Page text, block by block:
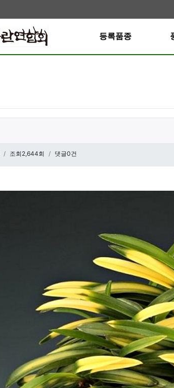
등록품종
조회2,644회 댓글0건